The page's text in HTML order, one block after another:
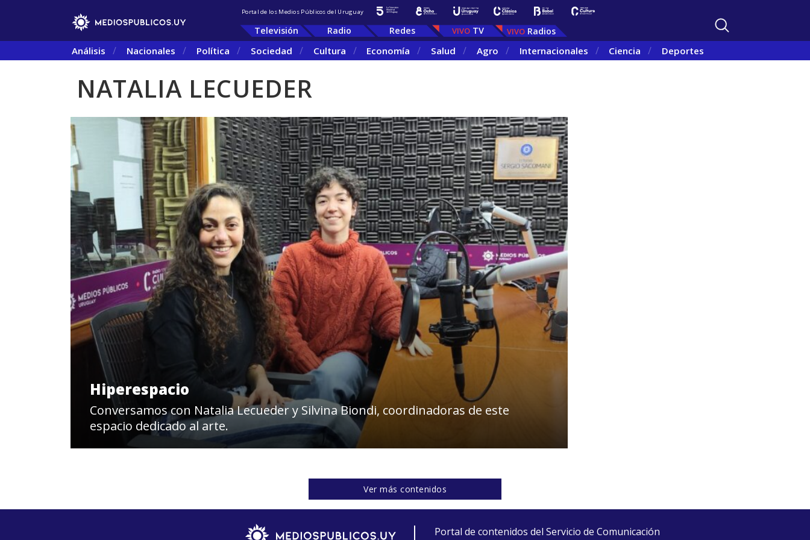
Portal de los Medios Públicos del Uruguay
Televisión Radio Redes TV Radios
Análisis Nacionales Política Sociedad Cultura Economía Salud Agro Internacionales Ciencia Deportes
NATALIA LECUEDER
Hiperespacio
Conversamos con Natalia Lecueder y Silvina Biondi, coordinadoras de este
espacio dedicado al arte.
Ver más contenidos
Portal de contenidos del Servicio de Comunicación